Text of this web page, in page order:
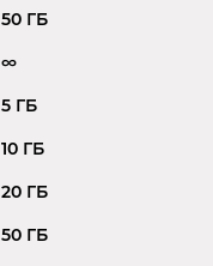
50 ГБ
∞
5 ГБ
10 ГБ
20 ГБ
50 ГБ